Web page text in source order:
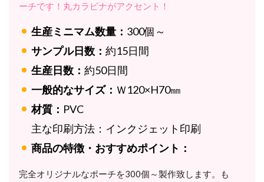
ーチです！丸カラビナがアクセント！
生産ミニマム数量： 300個～
サンプル日数： 約15日間
生産日数： 約50日間
一般的なサイズ： Ｗ120×H70㎜
材質： PVC
主な印刷方法： インクジェット印刷
商品の特徴・おすすめポイント：
完全オリジナルなポーチを300個～製作致します。
も